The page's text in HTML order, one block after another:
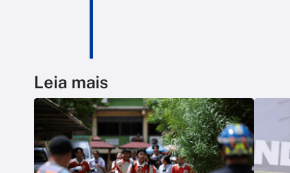
Leia mais